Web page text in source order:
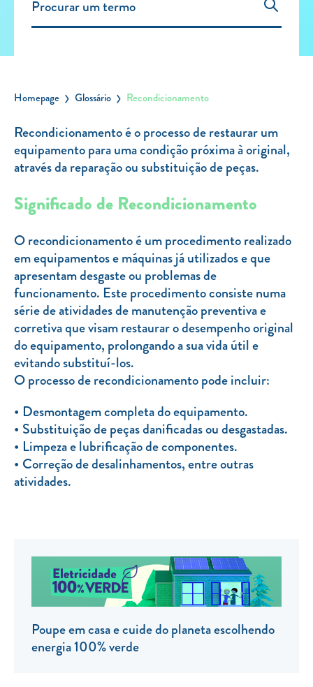
Carregar Fora de Casa
Leituras
Sobre nós
Contactos
FAQ
Blog
Mais informações
SERVIÇOS
ROTULAGEM
JUNTE-SE A NÓS
TARIFA SOCIAL
APP MOBILE
CONTADORES ELÉTRICOS
FATURAS
PRÉMIOS
EFICIÊNCIA ENERGÉTICA
Política de privacidade
Livro de reclamações
Clientes com necessidades especiais
Clientes prioritários
Homepage Glossário Recondicionamento
Recondicionamento é o processo de restaurar um
equipamento para uma condição próxima à original,
através da reparação ou substituição de peças.
Significado de Recondicionamento
O recondicionamento é um procedimento realizado
em equipamentos e máquinas já utilizados e que
apresentam desgaste ou problemas de
funcionamento. Este procedimento consiste numa
série de atividades de manutenção preventiva e
corretiva que visam restaurar o desempenho original
do equipamento, prolongando a sua vida útil e
evitando substituí-los.
O processo de recondicionamento pode incluir:
Desmontagem completa do equipamento.
Substituição de peças danificadas ou desgastadas.
Limpeza e lubrificação de componentes.
Correção de desalinhamentos, entre outras
atividades.
Poupe em casa e cuide do planeta escolhendo
energia 100% verde